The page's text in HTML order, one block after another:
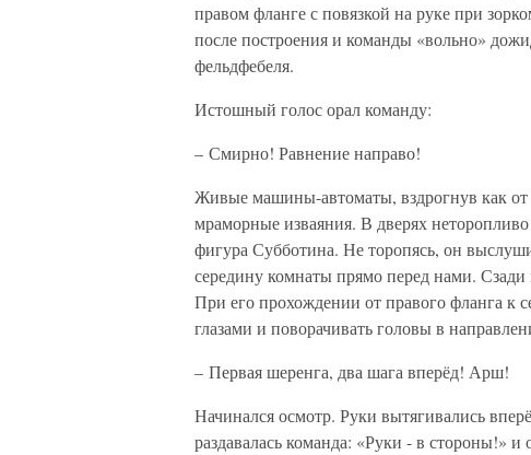
правом фланге с повязкой на руке при
после построения и команды «вольно»
фельдфебеля.
Истошный голос орал команду:
– Смирно! Равнение направо!
Живые машины-автоматы, вздрогнув как от
мраморные изваяния. В дверях
фигура Субботина. Не торопясь, он
середину комнаты прямо перед нами.
При его прохождении от правого фланга к
глазами и поворачивать головы в
– Первая шеренга, два шага вперёд! Арш!
Начинался осмотр. Руки вытягивались
раздавалась команда: «Руки - в стороны!»